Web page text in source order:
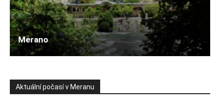
Merano
Aktuální počasí v Meranu